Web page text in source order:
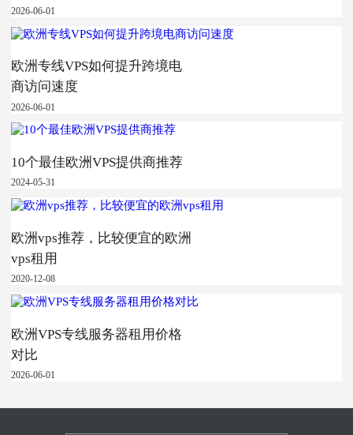
2026-06-01
欧洲专线VPS如何提升跨境电
商访问速度
2026-06-01
10个最佳欧洲VPS提供商推荐
2024-05-31
欧洲vps推荐，比较便宜的欧洲
vps租用
2020-12-08
欧洲VPS专线服务器租用价格
对比
2026-06-01